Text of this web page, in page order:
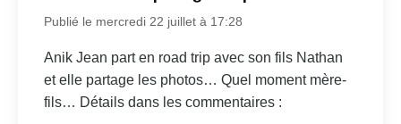
Publié le mercredi 22 juillet à 17:28
Anik Jean part en road trip avec son fils Nathan
et elle partage les photos… Quel moment mère-
fils… Détails dans les commentaires :